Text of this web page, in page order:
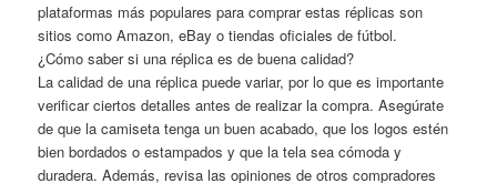
plataformas más populares para comprar estas réplicas son
sitios como Amazon, eBay o tiendas oficiales de fútbol.
¿Cómo saber si una réplica es de buena calidad?
La calidad de una réplica puede variar, por lo que es importante
verificar ciertos detalles antes de realizar la compra. Asegúrate
de que la camiseta tenga un buen acabado, que los logos estén
bien bordados o estampados y que la tela sea cómoda y
duradera. Además, revisa las opiniones de otros compradores